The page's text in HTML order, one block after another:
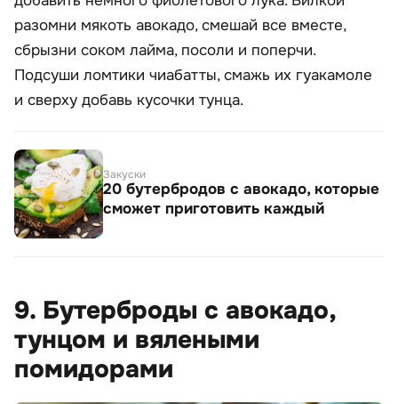
разомни мякоть авокадо, смешай все вместе,
сбрызни соком лайма, посоли и поперчи.
Подсуши ломтики чиабатты, смажь их гуакамоле
и сверху добавь кусочки тунца.
Закуски
20 бутербродов с авокадо, которые
сможет приготовить каждый
9. Бутерброды с авокадо,
тунцом и вялеными
помидорами